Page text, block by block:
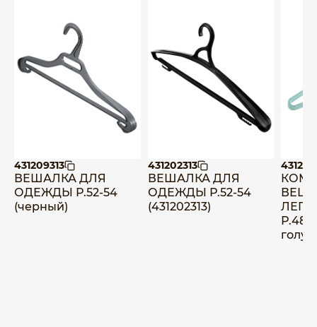
431209313
ВЕШАЛКА ДЛЯ
ОДЕЖДЫ Р.52-54
(черный)
431202313
ВЕШАЛКА ДЛЯ
ОДЕЖДЫ Р.52-54
(431202313)
Р.48